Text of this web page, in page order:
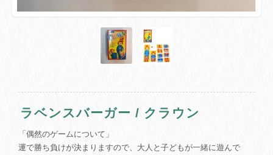
ラベンスバーガー / クラウン
「偶然のゲームについて」
運で勝ち負けが決まりますので、大人と子どもが一緒に遊んで